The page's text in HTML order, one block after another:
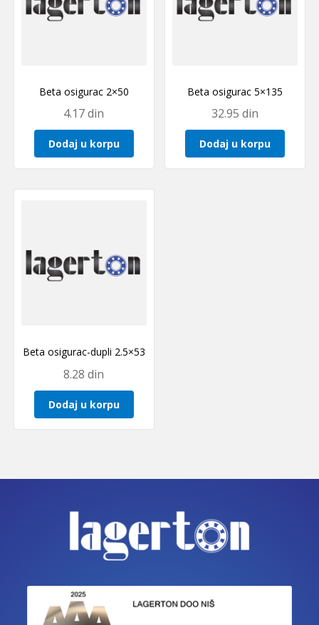
Beta osigurac 2×50
4.17din
Dodaj u korpu
Beta osigurac 5×135
32.95din
Dodaj u korpu
Beta osigurac-dupli 2.5×53
8.28din
Dodaj u korpu